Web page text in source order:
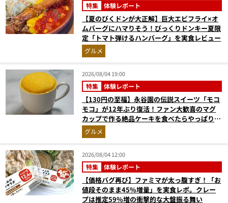
特集 体験レポート
【夏のびくドンが大正解】巨大エビフライ×オ
ムバーグにハマりそう！びっくりドンキー夏限
定「トマト弾けるハンバーグ」を実食レビュー
グルメ
2026/08/04 19:00
特集 体験レポート
【130円の至福】永谷園の伝説スイーツ「モコ
モコ」が12年ぶり復活！ファン大歓喜のマグ
カップで作る絶品ケーキを食べたらやっぱり最
高にウマかった
グルメ
2026/08/04 12:00
特集 体験レポート
【価格バグ再び】ファミマが太っ腹すぎ！「お
値段そのまま45%増量」を実食レポ。クレー
プは推定59%増の衝撃的な大盤振る舞い